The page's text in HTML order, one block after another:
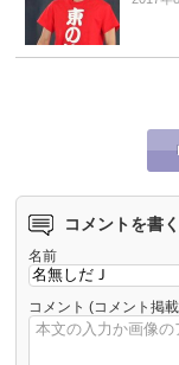
コメントを書く
名前
コメント (コメント掲